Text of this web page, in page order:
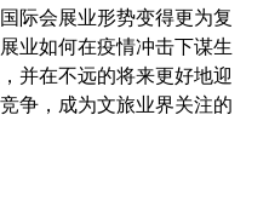
际会展业形势变得更为复
业如何在疫情冲击下谋生
并在不远的将来更好地迎
争，成为文旅业界关注的